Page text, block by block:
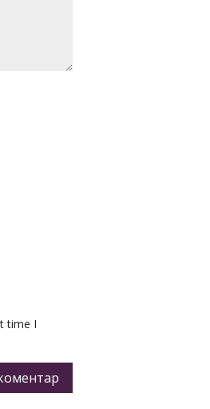
time I